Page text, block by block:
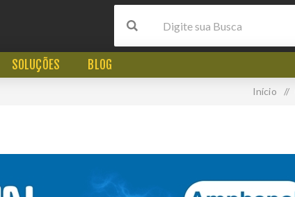
SOLUÇÕES BLOG
Início /